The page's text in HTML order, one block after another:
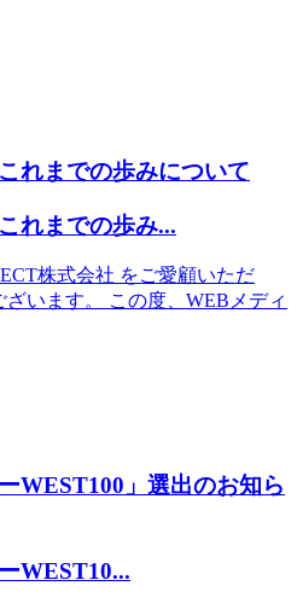
れまでの歩みについて
れまでの歩み...
株式会社 をご愛顧いただ
います。 この度、WEBメディ
WEST100」選出のお知ら
WEST10...